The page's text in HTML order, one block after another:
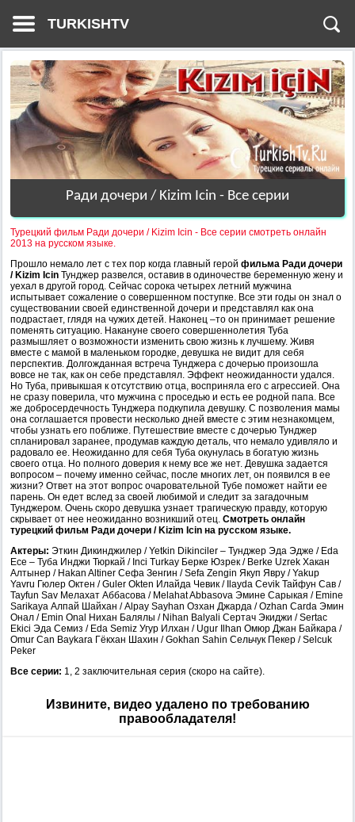
TURKISHTV
Ради дочери / Kizim Icin - Все серии
Турецкий фильм Ради дочери / Kizim Icin - Все серии смотреть онлайн
2013 на русском языке.
Прошло немало лет с тех пор когда главный герой фильма Ради дочери
/ Kizim Icin Тунджер развелся, оставив в одиночестве беременную жену и
уехал в другой город. Сейчас сорока четырех летний мужчина
испытывает сожаление о совершенном поступке. Все эти годы он знал о
существовании своей единственной дочери и представлял как она
подрастает, глядя на чужих детей. Наконец –то он принимает решение
поменять ситуацию. Накануне своего совершеннолетия Туба
размышляет о возможности изменить свою жизнь к лучшему. Живя
вместе с мамой в маленьком городке, девушка не видит для себя
перспектив. Долгожданная встреча Тунджера с дочерью произошла
вовсе не так, как он себе представлял. Эффект неожиданности удался.
Но Туба, привыкшая к отсутствию отца, восприняла его с агрессией. Она
не сразу поверила, что мужчина с проседью и есть ее родной папа. Все
же добросердечность Тунджера подкупила девушку. С позволения мамы
она соглашается провести несколько дней вместе с этим незнакомцем,
чтобы узнать его поближе. Путешествие вместе с дочерью Тунджер
спланировал заранее, продумав каждую деталь, что немало удивляло и
радовало ее. Неожиданно для себя Туба окунулась в богатую жизнь
своего отца. Но полного доверия к нему все же нет. Девушка задается
вопросом – почему именно сейчас, после многих лет, он появился в ее
жизни? Ответ на этот вопрос очаровательной Тубе поможет найти ее
парень. Он едет вслед за своей любимой и следит за загадочным
Тунджером. Очень скоро девушка узнает трагическую правду, которую
скрывает от нее неожиданно возникший отец. Смотреть онлайн
турецкий фильм Ради дочери / Kizim Icin на русском языке.
Актеры: Эткин Дикинджилер / Yetkin Dikinciler – Тунджер Эда Эдже / Eda
Ece – Туба Инджи Тюркай / Inci Turkay Берке Юзрек / Berke Uzrek Хакан
Алтынер / Hakan Altiner Сефа Зенгин / Sefa Zengin Якуп Явру / Yakup
Yavru Гюлер Октен / Guler Okten Илайда Чевик / Ilayda Cevik Тайфун Сав /
Tayfun Sav Мелахат Аббасова / Melahat Abbasova Эмине Сарыкая / Emine
Sarikaya Алпай Шайхан / Alpay Sayhan Озхан Джарда / Ozhan Carda Эмин
Онал / Emin Onal Нихан Балялы / Nihan Balyali Сертач Экиджи / Sertac
Ekici Эда Семиз / Eda Semiz Угур Илхан / Ugur Ilhan Омюр Джан Байкара /
Omur Can Baykara Гёкхан Шахин / Gokhan Sahin Сельчук Пекер / Selcuk
Peker
Все серии: 1, 2 заключительная серия (скоро на сайте).
Извините, видео удалено по требованию
правообладателя!